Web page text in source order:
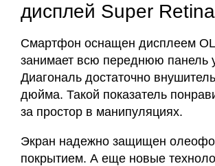
дисплей Super
Смартфон оснащен дисплеем
занимает всю переднюю панель
Диагональ достаточно
дюйма. Такой показатель
за простор в манипуляциях.
Экран надежно защищен
покрытием. А еще новые